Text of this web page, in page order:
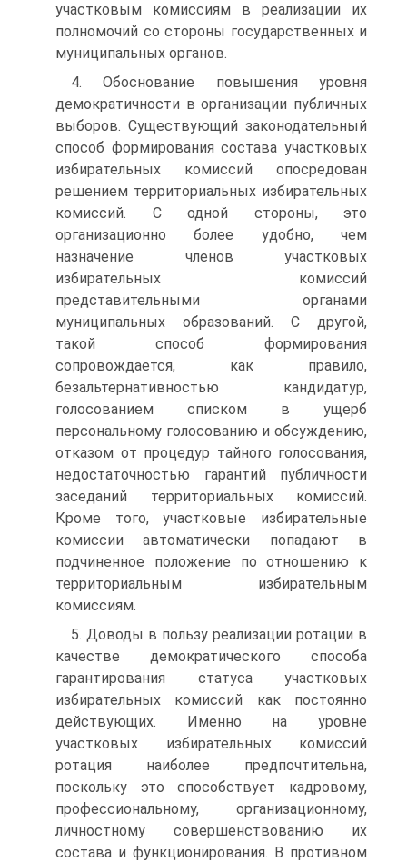
участковым комиссиям в реализации их
полномочий со стороны государственных и
муниципальных органов.
4. Обоснование повышения уровня
демократичности в организации публичных
выборов. Существующий законодательный
способ формирования состава участковых
избирательных комиссий опосредован
решением территориальных избирательных
комиссий. С одной стороны, это
организационно более удобно, чем
назначение членов участковых
избирательных комиссий
представительными органами
муниципальных образований. С другой,
такой способ формирования
сопровождается, как правило,
безальтернативностью кандидатур,
голосованием списком в ущерб
персональному голосованию и обсуждению,
отказом от процедур тайного голосования,
недостаточностью гарантий публичности
заседаний территориальных комиссий.
Кроме того, участковые избирательные
комиссии автоматически попадают в
подчиненное положение по отношению к
территориальным избирательным
комиссиям.
5. Доводы в пользу реализации ротации в
качестве демократического способа
гарантирования статуса участковых
избирательных комиссий как постоянно
действующих. Именно на уровне
участковых избирательных комиссий
ротация наиболее предпочтительна,
поскольку это способствует кадровому,
профессиональному, организационному,
личностному совершенствованию их
состава и функционирования. В противном